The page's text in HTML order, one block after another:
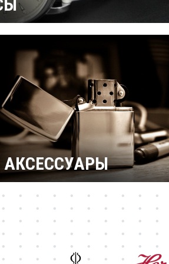
АКСЕССУАРЫ
Ножи Victorinox
Тестовая катеория